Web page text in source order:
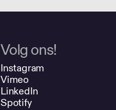
Volg ons!
Instagram
Vimeo
LinkedIn
Spotify